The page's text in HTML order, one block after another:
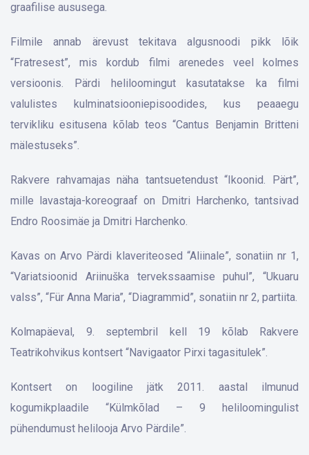
graafilise aususega.
Filmile annab ärevust tekitava algusnoodi pikk lõik
“Fratresest”, mis kordub filmi arenedes veel kolmes
versioonis. Pärdi heliloomingut kasutatakse ka filmi
valulistes kulminatsiooniepisoodides, kus peaaegu
tervikliku esitusena kõlab teos “Cantus Benjamin Britteni
mälestuseks”.
Rakvere rahvamajas näha tantsuetendust “Ikoonid. Pärt”,
mille lavastaja-koreograaf on Dmitri Harchenko, tantsivad
Endro Roosimäe ja Dmitri Harchenko.
Kavas on Arvo Pärdi klaveriteosed “Aliinale”, sonatiin nr 1,
“Variatsioonid Ariinuška tervekssaamise puhul”, “Ukuaru
valss”, “Für Anna Maria”, “Diagrammid”, sonatiin nr 2, partiita.
Kolmapäeval, 9. septembril kell 19 kõlab Rakvere
Teatrikohvikus kontsert “Navigaator Pirxi tagasitulek”.
Kontsert on loogiline jätk 2011. aastal ilmunud
kogumikplaadile “Külmkõlad – 9 heliloomingulist
pühendumust helilooja Arvo Pärdile”.